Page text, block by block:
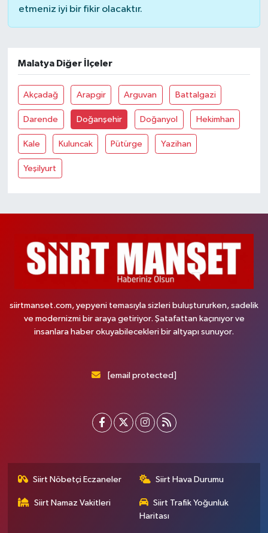
etmeniz iyi bir fikir olacaktır.
Malatya Diğer İlçeler
Akçadağ Arapgir Arguvan Battalgazi
Darende Doğanşehir Doğanyol Hekimhan
Kale Kuluncak Pütürge Yazihan
Yeşilyurt
siirtmanset.com, yepyeni temasıyla sizleri buluştururken, sadelik
ve modernizmi bir araya getiriyor. Şatafattan kaçınıyor ve
insanlara haber okuyabilecekleri bir altyapı sunuyor.
[email protected]
Siirt Nöbetçi Eczaneler Siirt Hava Durumu
Siirt Namaz Vakitleri
Siirt Trafik Yoğunluk
Haritası